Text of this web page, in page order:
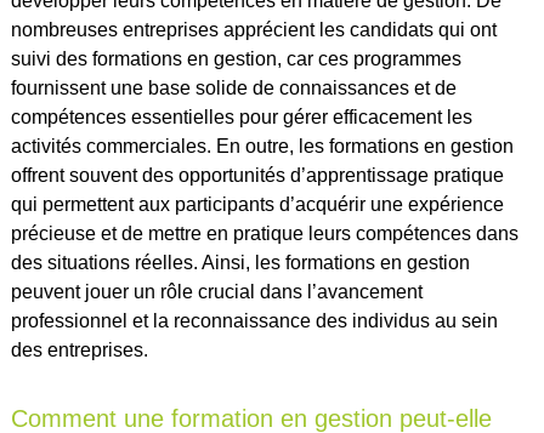
nombreuses entreprises apprécient les candidats qui ont
suivi des formations en gestion, car ces programmes
fournissent une base solide de connaissances et de
compétences essentielles pour gérer efficacement les
activités commerciales. En outre, les formations en gestion
offrent souvent des opportunités d’apprentissage pratique
qui permettent aux participants d’acquérir une expérience
précieuse et de mettre en pratique leurs compétences dans
des situations réelles. Ainsi, les formations en gestion
peuvent jouer un rôle crucial dans l’avancement
professionnel et la reconnaissance des individus au sein
des entreprises.
Comment une formation en gestion peut-elle